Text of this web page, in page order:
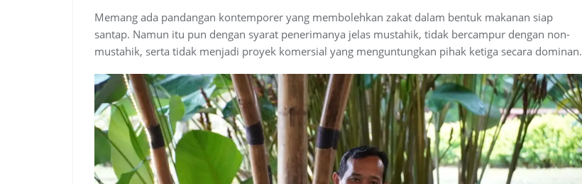
Memang ada pandangan kontemporer yang membolehkan zakat dalam bentuk makanan siap
santap. Namun itu pun dengan syarat penerimanya jelas mustahik, tidak bercampur dengan non-
mustahik, serta tidak menjadi proyek komersial yang menguntungkan pihak ketiga secara dominan.